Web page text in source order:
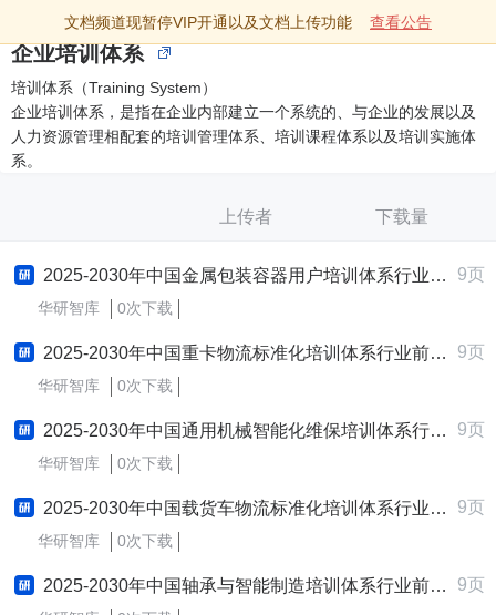
文档频道现暂停VIP开通以及文档上传功能 查看公告
企业培训体系
培训体系（Training System）
企业培训体系，是指在企业内部建立一个系统的、与企业的发展以及
人力资源管理相配套的培训管理体系、培训课程体系以及培训实施体
系。
上传者 下载量
2025-2030年中国金属包装容器用户培训体系行业前景趋势预测及发展战略咨询报告 9页
华研智库 0次下载
2025-2030年中国重卡物流标准化培训体系行业前景趋势预测及发展战略咨询报告 9页
华研智库 0次下载
2025-2030年中国通用机械智能化维保培训体系行业前景趋势预测及发展战略咨询报告 9页
华研智库 0次下载
2025-2030年中国载货车物流标准化培训体系行业前景趋势预测及发展战略咨询报告 9页
华研智库 0次下载
2025-2030年中国轴承与智能制造培训体系行业前景趋势预测及发展战略咨询报告 9页